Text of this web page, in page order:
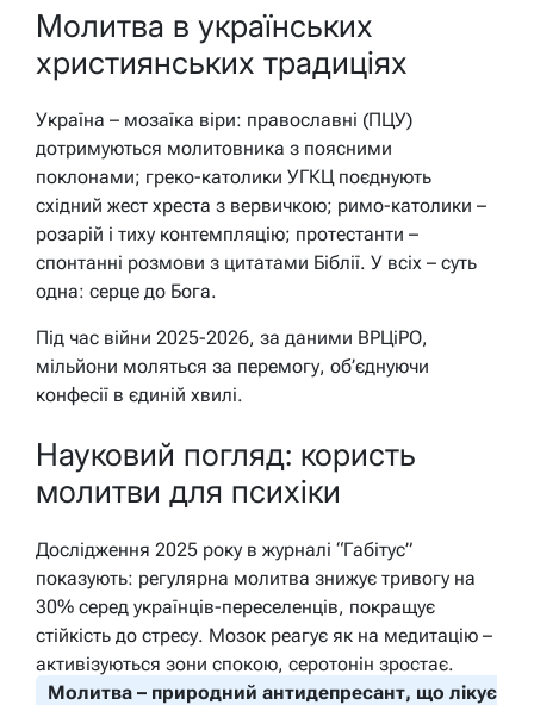
Молитва в українських
християнських традиціях
Україна – мозаїка віри: православні (ПЦУ)
дотримуються молитовника з поясними
поклонами; греко-католики УГКЦ поєднують
східний жест хреста з вервичкою; римо-католики –
розарій і тиху контемпляцію; протестанти –
спонтанні розмови з цитатами Біблії. У всіх – суть
одна: серце до Бога.
Під час війни 2025-2026, за даними ВРЦіРО,
мільйони моляться за перемогу, об’єднуючи
конфесії в єдиній хвилі.
Науковий погляд: користь
молитви для психіки
Дослідження 2025 року в журналі “Габітус”
показують: регулярна молитва знижує тривогу на
30% серед українців-переселенців, покращує
стійкість до стресу. Мозок реагує як на медитацію –
активізуються зони спокою, серотонін зростає.
Молитва – природний антидепресант, що лікує